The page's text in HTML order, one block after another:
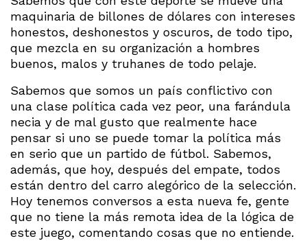
maquinaria de billones de dólares con intereses
honestos, deshonestos y oscuros, de todo tipo,
que mezcla en su organización a hombres
buenos, malos y truhanes de todo pelaje.
Sabemos que somos un país conflictivo con
una clase política cada vez peor, una farándula
necia y de mal gusto que realmente hace
pensar si uno se puede tomar la política más
en serio que un partido de fútbol. Sabemos,
además, que hoy, después del empate, todos
están dentro del carro alegórico de la selección.
Hoy tenemos conversos a esta nueva fe, gente
que no tiene la más remota idea de la lógica de
este juego, comentando cosas que no entiende.